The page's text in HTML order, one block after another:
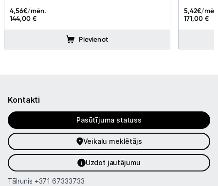
144,00 €
4,56€/mēn.
Pievienot
171,00 €
5,42€/
Kontakti
Pasūtījuma statuss
Veikalu meklētājs
Uzdot jautājumu
Tālrunis +371 67333733